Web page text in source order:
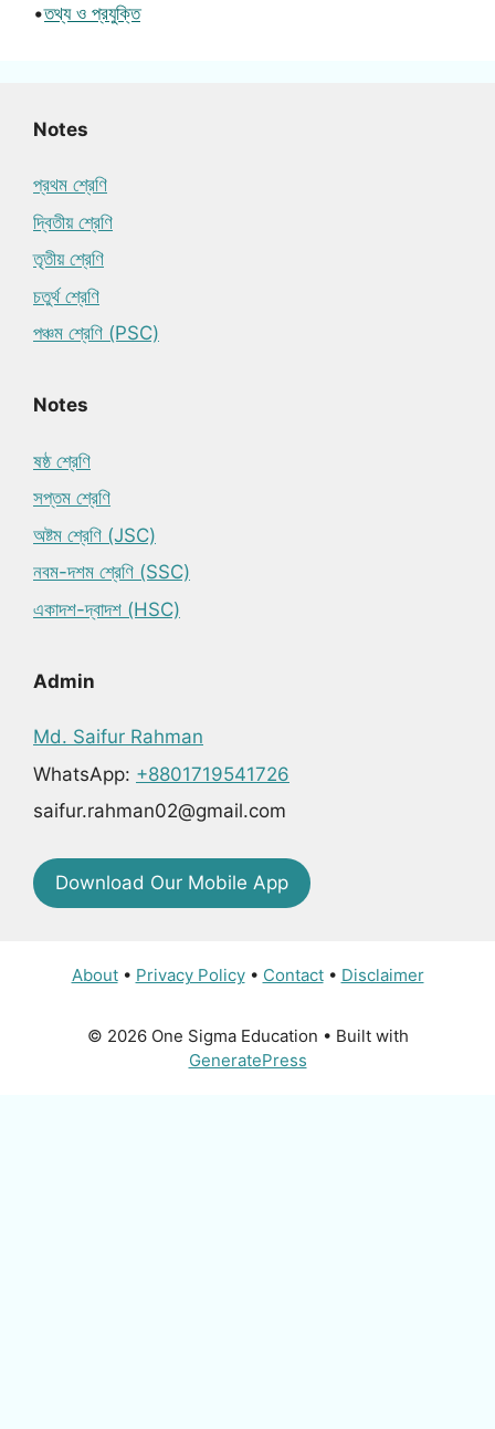
•তথ্য ও প্রযুক্তি
Notes
প্রথম শ্রেণি
দ্বিতীয় শ্রেণি
তৃতীয় শ্রেণি
চতুর্থ শ্রেণি
পঞ্চম শ্রেণি (PSC)
Notes
ষষ্ঠ শ্রেণি
সপ্তম শ্রেণি
অষ্টম শ্রেণি (JSC)
নবম-দশম শ্রেণি (SSC)
একাদশ-দ্বাদশ (HSC)
Admin
Md. Saifur Rahman
WhatsApp: +8801719541726
saifur.rahman02@gmail.com
Download Our Mobile App
About• Privacy Policy• Contact• Disclaimer
© 2026 One Sigma Education • Built with
GeneratePress